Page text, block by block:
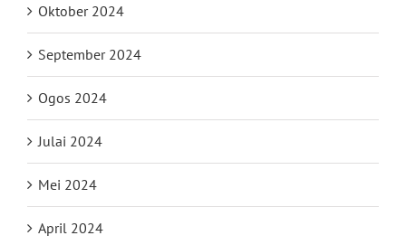
Oktober 2024
September 2024
Ogos 2024
Julai 2024
Mei 2024
April 2024